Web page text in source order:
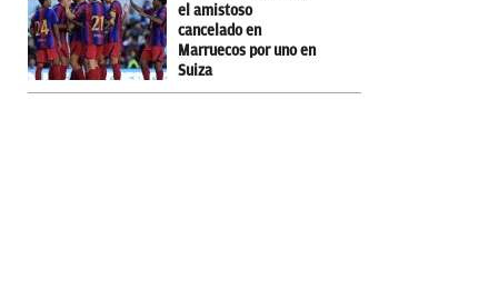
el amistoso
cancelado en
Marruecos por uno en
Suiza